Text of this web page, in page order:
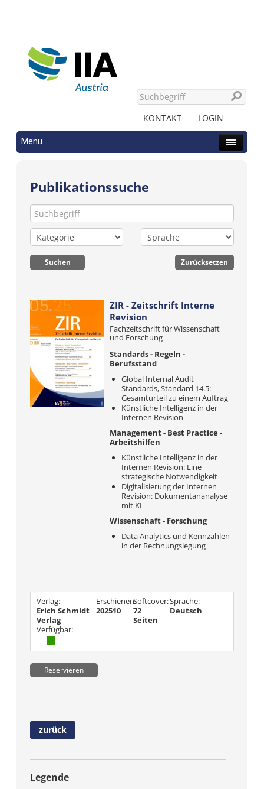
KONTAKT LOGIN
Menu
Publikationssuche
ZIR - Zeitschrift Interne
Revision
Fachzeitschrift für Wissenschaft
und Forschung
Standards - Regeln -
Berufsstand
Global Internal Audit
Standards, Standard 14.5:
Gesamturteil zu einem Auftrag
Künstliche Intelligenz in der
Internen Revision
Management - Best Practice -
Arbeitshilfen
Künstliche Intelligenz in der
Internen Revision: Eine
strategische Notwendigkeit
Digitalisierung der Internen
Revision: Dokumentananalyse
mit KI
Wissenschaft - Forschung
Data Analytics und Kennzahlen
in der Rechnungslegung
Verlag:
Erich Schmidt
Verlag
Erschienen
202510
Softcover:
72
Seiten
Sprache:
Deutsch
Verfügbar:
Reservieren
zurück
Legende